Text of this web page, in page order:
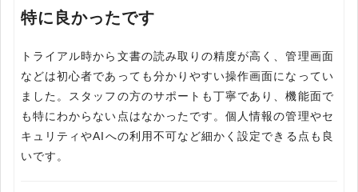
特に良かったです
トライアル時から文書の読み取りの精度が高く、管理画面
などは初心者であっても分かりやすい操作画面になってい
ました。スタッフの方のサポートも丁寧であり、機能面で
も特にわからない点はなかったです。個人情報の管理やセ
キュリティやAIへの利用不可など細かく設定できる点も良
いです。